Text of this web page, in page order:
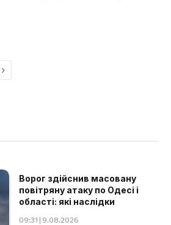
Далі
Ворог здійснив масовану
повітряну атаку по Одесі і
області: які наслідки
09:31 | 9.08.2026